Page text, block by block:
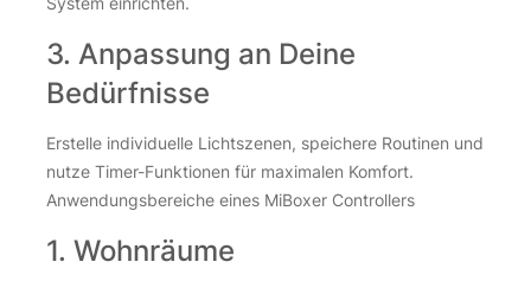
3. Anpassung an Deine
Bedürfnisse
Erstelle individuelle Lichtszenen, speichere Routinen und
nutze Timer-Funktionen für maximalen Komfort.
Anwendungsbereiche eines MiBoxer Controllers
1. Wohnräume